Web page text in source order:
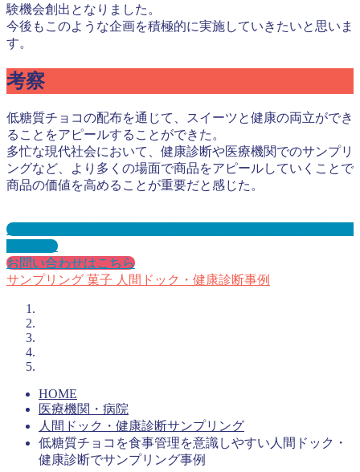
験機会創出となりました。
今後もこのような企画を積極的に実施していきたいと思いま
す。
考察
低糖質チョコの配布を通じて、スイーツと健康の両立ができ
ることをアピールすることができた。
多忙な現代社会において、健康診断や医療機関でのサンプリ
ングなど、より多くの場面で商品をアピールしていくことで
商品の価値を高めることが重要だと感じた。
人間ドック・健康診断サンプリングとは？メリット３選と事
例を紹介
お問い合わせはこちら
サンプリング 菓子 人間ドック・健康診断事例
HOME
医療機関・病院
人間ドック・健康診断サンプリング
低糖質チョコを食事管理を意識しやすい人間ドック・
健康診断でサンプリング事例